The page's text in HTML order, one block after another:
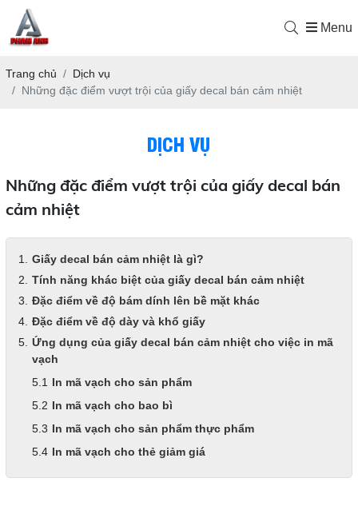
Menu
Trang chủ
Dịch vụ
Những đặc điểm vượt trội của giấy decal bán cảm nhiệt
DỊCH VỤ
Những đặc điểm vượt trội của giấy decal bán
cảm nhiệt
Giấy decal bán cảm nhiệt là gì?
Tính năng khác biệt của giấy decal bán cảm nhiệt
Đặc điểm về độ bám dính lên bề mặt khác
Đặc điểm về độ dày và khổ giấy
Ứng dụng của giấy decal bán cảm nhiệt cho việc in mã
vạch
In mã vạch cho sản phẩm
In mã vạch cho bao bì
In mã vạch cho sản phẩm thực phẩm
In mã vạch cho thẻ giảm giá